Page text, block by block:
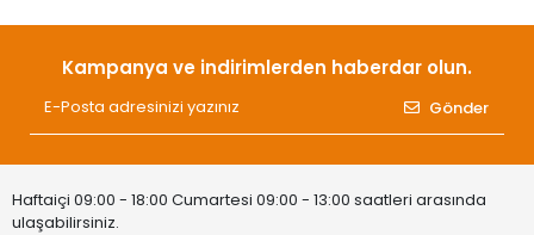
Kampanya ve indirimlerden haberdar olun.
Gönder
Haftaiçi 09:00 - 18:00 Cumartesi 09:00 - 13:00 saatleri arasında
ulaşabilirsiniz.